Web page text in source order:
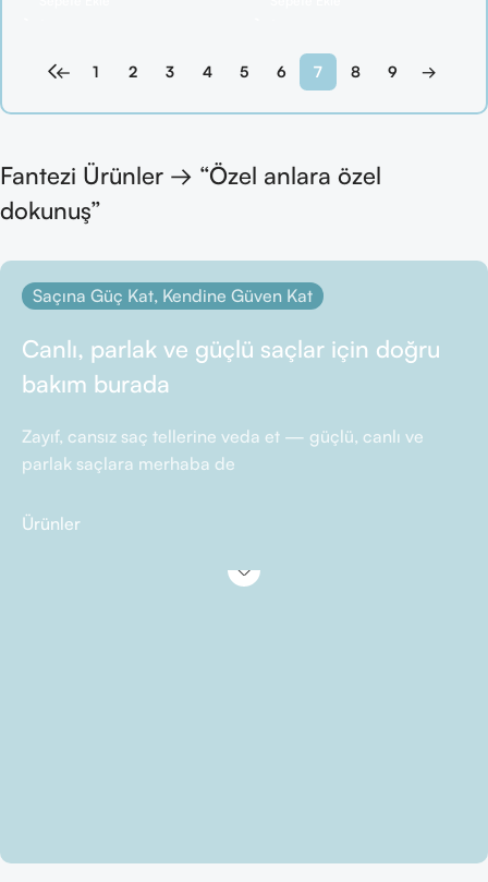
← 1 2 3 4 5 6 7 8 9 →
Fantezi Ürünler → “Özel anlara özel
dokunuş”
Saçına Güç Kat, Kendine Güven Kat
Canlı, parlak ve güçlü saçlar için doğru
bakım burada
Zayıf, cansız saç tellerine veda et — güçlü, canlı ve
parlak saçlara merhaba de
Ürünler